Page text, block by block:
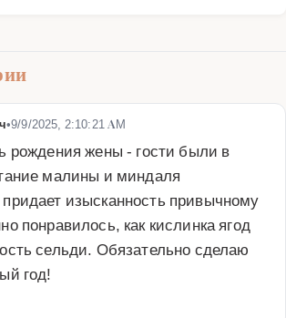
•9/9/2025, 2:10:21 AM
рождения жены - гости были в
малины и миндаля
изысканность привычному
понравилось, как кислинка ягод
сельди. Обязательно сделаю
год!